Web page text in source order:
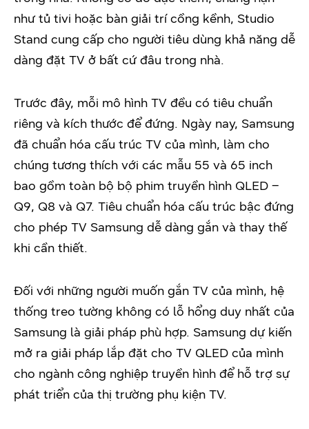
như tủ tivi hoặc bàn giải trí cồng kềnh, Studio
Stand cung cấp cho người tiêu dùng khả năng dễ
dàng đặt TV ở bất cứ đâu trong nhà.
Trước đây, mỗi mô hình TV đều có tiêu chuẩn
riêng và kích thước để đứng. Ngày nay, Samsung
đã chuẩn hóa cấu trúc TV của mình, làm cho
chúng tương thích với các mẫu 55 và 65 inch
bao gồm toàn bộ bộ phim truyền hình QLED –
Q9, Q8 và Q7. Tiêu chuẩn hóa cấu trúc bậc đứng
cho phép TV Samsung dễ dàng gắn và thay thế
khi cần thiết.
Đối với những người muốn gắn TV của mình, hệ
thống treo tường không có lỗ hổng duy nhất của
Samsung là giải pháp phù hợp. Samsung dự kiến
mở ra giải pháp lắp đặt cho TV QLED của mình
cho ngành công nghiệp truyền hình để hỗ trợ sự
phát triển của thị trường phụ kiện TV.